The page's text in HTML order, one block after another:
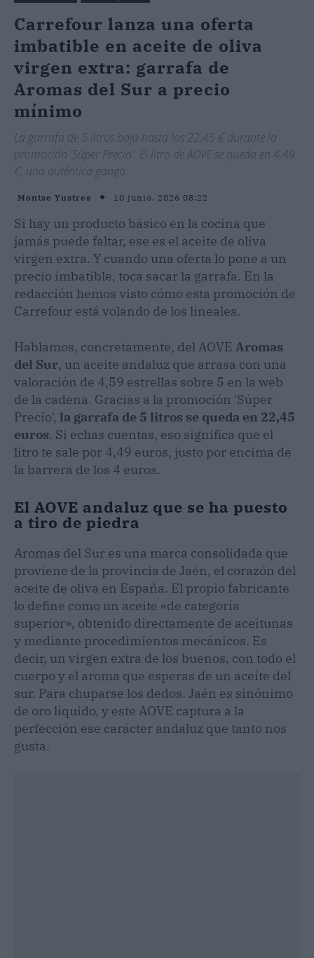
Carrefour lanza una oferta
imbatible en aceite de oliva
virgen extra: garrafa de
Aromas del Sur a precio
mínimo
La garrafa de 5 litros baja hasta los 22,45 € durante la
promoción 'Súper Precio'. El litro de AOVE se queda en 4,49
€, una auténtica ganga.
Montse Yustres 10 junio, 2026 08:22
Si hay un producto básico en la cocina que
jamás puede faltar, ese es el aceite de oliva
virgen extra. Y cuando una oferta lo pone a un
precio imbatible, toca sacar la garrafa. En la
redacción hemos visto cómo esta promoción de
Carrefour está volando de los lineales.
Hablamos, concretamente, del AOVE Aromas
del Sur, un aceite andaluz que arrasa con una
valoración de 4,59 estrellas sobre 5 en la web
de la cadena. Gracias a la promoción 'Súper
Precio', la garrafa de 5 litros se queda en 22,45
euros. Si echas cuentas, eso significa que el
litro te sale por 4,49 euros, justo por encima de
la barrera de los 4 euros.
El AOVE andaluz que se ha puesto
a tiro de piedra
Aromas del Sur es una marca consolidada que
proviene de la provincia de Jaén, el corazón del
aceite de oliva en España. El propio fabricante
lo define como un aceite «de categoría
superior», obtenido directamente de aceitunas
y mediante procedimientos mecánicos. Es
decir, un virgen extra de los buenos, con todo el
cuerpo y el aroma que esperas de un aceite del
sur. Para chuparse los dedos. Jaén es sinónimo
de oro líquido, y este AOVE captura a la
perfección ese carácter andaluz que tanto nos
gusta.